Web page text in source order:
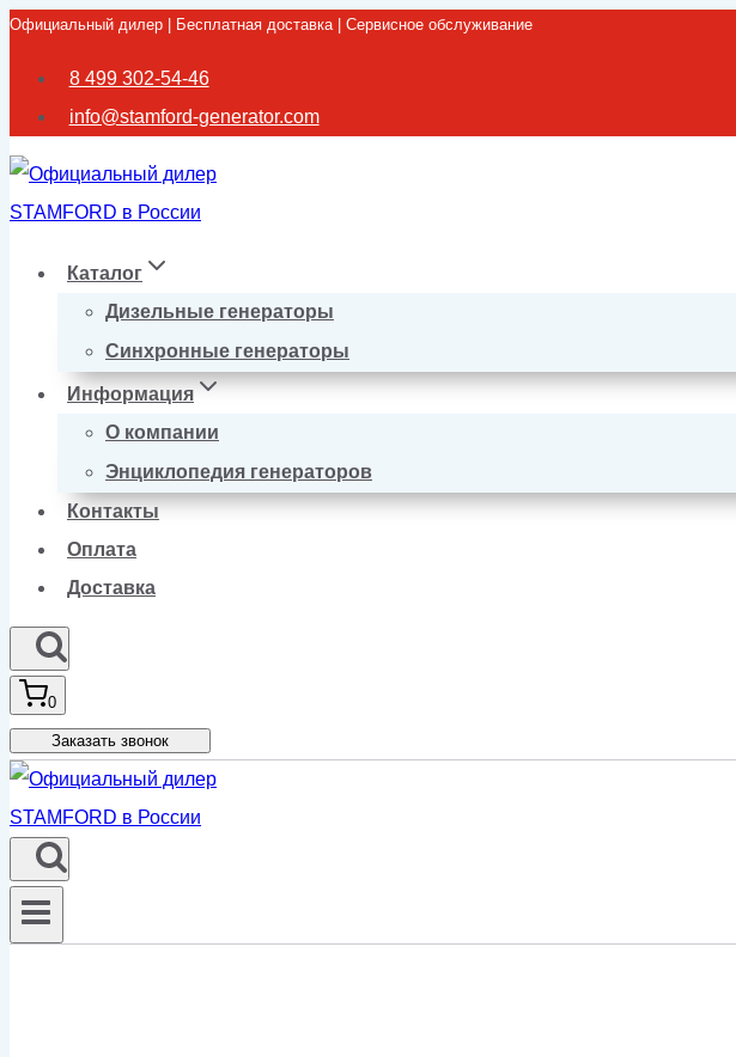
Перейти
Официальный дилер | Бесплатная доставка | Сервисное обслуживание
8 499 302-54-46
info@stamford-generator.com
Каталог
Дизельные генераторы
Синхронные генераторы
Информация
О компании
Энциклопедия генераторов
Контакты
Оплата
Доставка
0
Заказать звонок